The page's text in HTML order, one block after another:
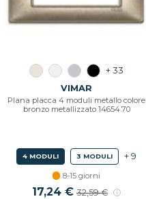
+ 33
VIMAR
Plana placca 4 moduli metallo colore
bronzo metallizzato 14654.70
4 MODULI 3 MODULI + 9
8-15 giorni
17,24 € 32,59 €